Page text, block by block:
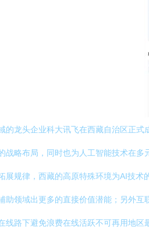
的龙头企业科大讯飞在西藏自治区正
战略布局，同时也为人工智能技术在
展规律，西藏的高原特殊环境为AI技
助领域出更多的直接价值潜能；另外
线路下避免浪费在线活跃不可再用地